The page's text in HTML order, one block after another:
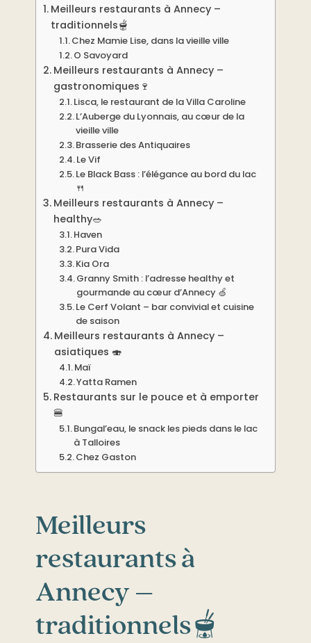
Meilleurs restaurants à Annecy –
traditionnels🫕
Chez Mamie Lise, dans la vieille ville
O Savoyard
Meilleurs restaurants à Annecy –
gastronomiques🍷
Lisca, le restaurant de la Villa Caroline
L’Auberge du Lyonnais, au cœur de la
vieille ville
Brasserie des Antiquaires
Le Vif
Le Black Bass : l’élégance au bord du lac
🍴
Meilleurs restaurants à Annecy –
healthy🥗
Haven
Pura Vida
Kia Ora
Granny Smith : l’adresse healthy et
gourmande au cœur d’Annecy 🍏
Le Cerf Volant – bar convivial et cuisine
de saison
Meilleurs restaurants à Annecy –
asiatiques 🍣
Maï
Yatta Ramen
Restaurants sur le pouce et à emporter
🍔
Bungal’eau, le snack les pieds dans le lac
à Talloires
Chez Gaston
Meilleurs
restaurants à
Annecy –
traditionnels🫕